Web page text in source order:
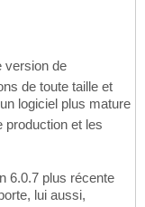
version de
de toute taille et
logiciel plus mature
production et les
6.0.7 plus récente
lui aussi,